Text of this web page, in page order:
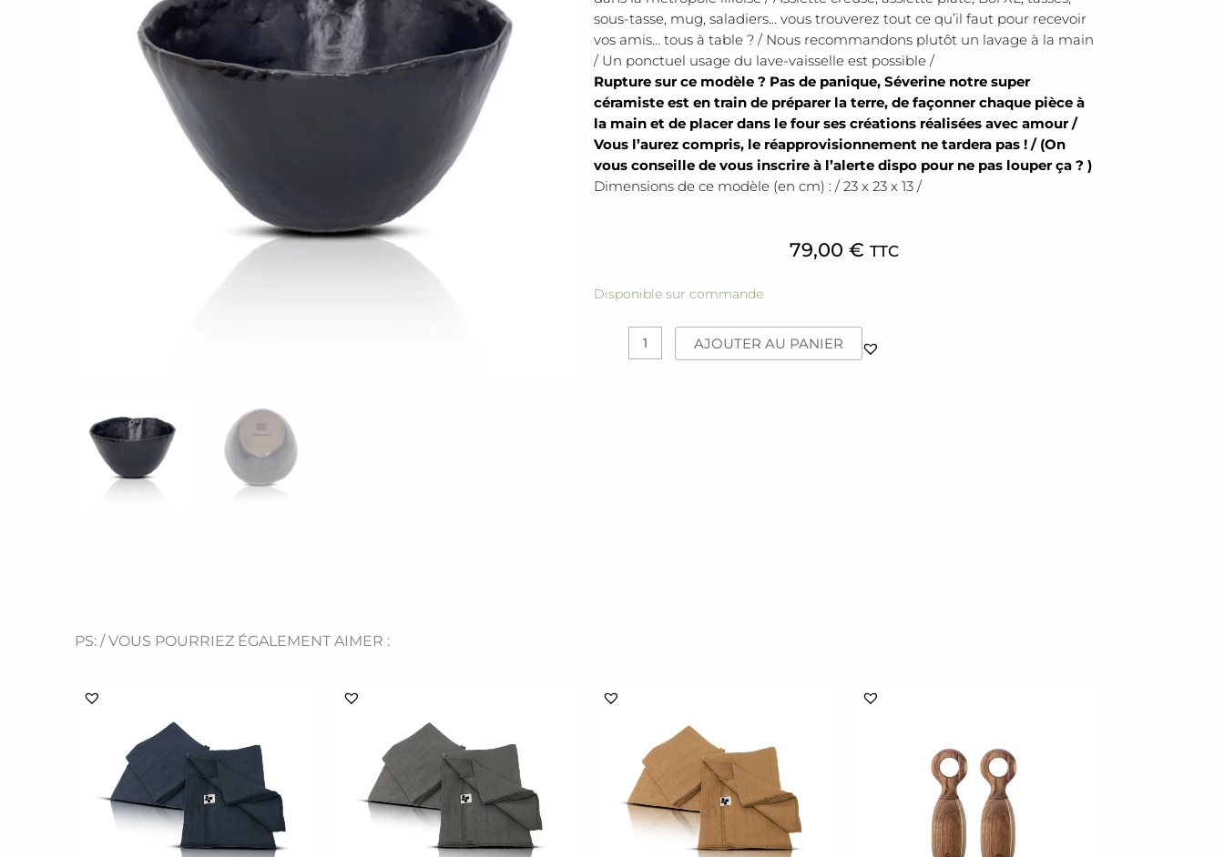
sous-tasse, mug, saladiers… vous trouverez tout ce qu’il faut pour recevoir
vos amis… tous à table ? / Nous recommandons plutôt un lavage à la main
/ Un ponctuel usage du lave-vaisselle est possible /
Rupture sur ce modèle ? Pas de panique, Séverine notre super
céramiste est en train de préparer la terre, de façonner chaque pièce à
la main et de placer dans le four ses créations réalisées avec amour /
Vous l’aurez compris, le réapprovisionnement ne tardera pas ! / (On
vous conseille de vous inscrire à l’alerte dispo pour ne pas louper ça ? )
Dimensions de ce modèle (en cm) : / 23 x 23 x 13 /
79,00 € TTC
Disponible sur commande
quantité
Saladier
AJOUTER AU PANIER
PS: / VOUS POURRIEZ ÉGALEMENT AIMER :